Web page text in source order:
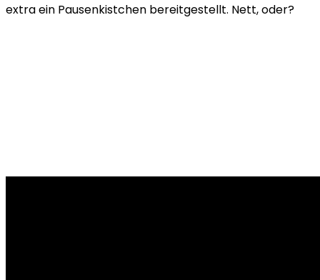
extra ein Pausenkistchen bereitgestellt. Nett, oder?